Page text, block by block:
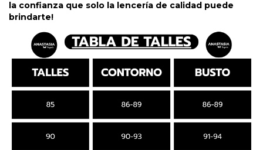
la confianza que solo la lencería de calidad puede
brindarte!